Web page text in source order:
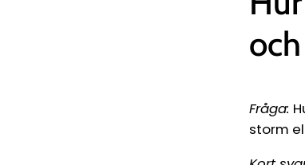
Fråga:
storm